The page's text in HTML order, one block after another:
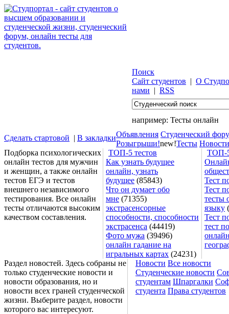
Поиск
Сайт студентов | О
нами | RSS
например: Тесты онлайн
Сделать стартовой | В закладкиОбъявления Студенческий
Тесты Новости
Розыгрыши!new!
Подборка психологических
онлайн тестов для мужчин
и женщин, а также онлайн
тестов ЕГЭ и тестов
внешнего независимого
тестирования. Все онлайн
тесты отличаются высоким
качеством составления.
ТОП-5 тестов
ТОП-
Как узнать будущее
онлайн, узнать
будущее (85843)
Что он думает обо
мне (71355)
экстрасенсорные
способности, способности
экстрасенса (44419)
Фото мужа (39496)
онлайн гадание на
игральных картах (24231)
Тест
Тест
тесты
языку
Тест
тест
Раздел новостей. Здесь собраны не
только студенческие новости и
новости образования, но и
новости всех граней студенческой
жизни. Выберите раздел, новости
которого вас интересуют.
Новости Все новости
Студенческие новости
студентам Шпаргалки
студента Права студентов